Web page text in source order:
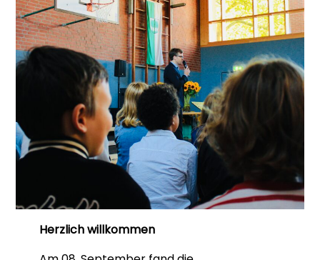
Herzlich willkommen